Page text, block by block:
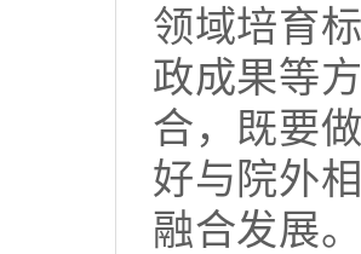
领域培育
政成果等
合，既要
好与院外
融合发展